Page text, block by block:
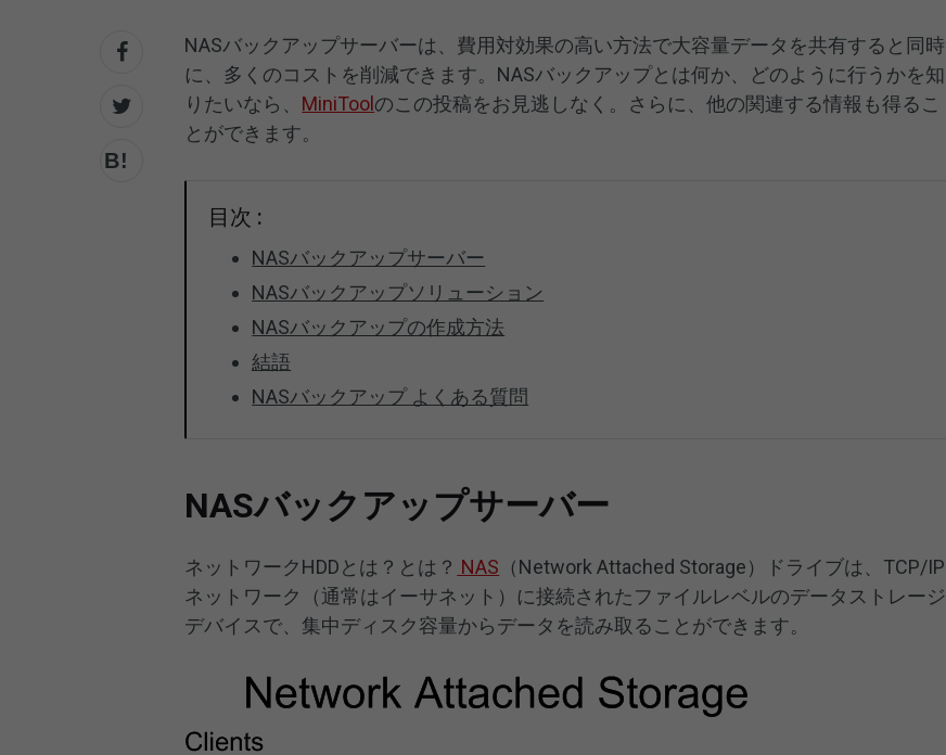
NASバックアップサーバーは、費用対効果の高い方法で大容量データを共有すると同時
に、多くのコストを削減できます。NASバックアップとは何か、どのように行うかを知
りたいなら、 MiniTool のこの投稿をお見逃しなく。さらに、他の関連する情報も得るこ
とができます。
目次 :
NASバックアップサーバー
NASバックアップソリューション
NASバックアップの作成方法
結語
NASバックアップ よくある質問
NASバックアップサーバー
ネットワークHDDとは？とは？ NAS （Network Attached Storage）ドライブは、TCP/IP
ネットワーク（通常はイーサネット）に接続されたファイルレベルのデータストレージ
デバイスで、集中ディスク容量からデータを読み取ることができます。